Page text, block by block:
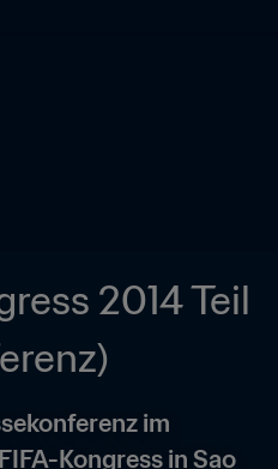
2014 Teil
im
Kongress in Sao